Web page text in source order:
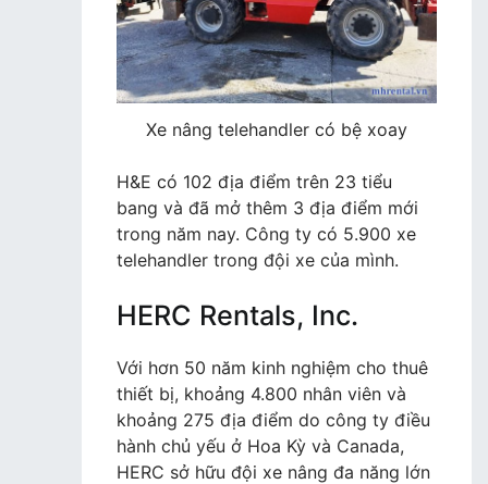
Xe nâng telehandler có bệ xoay
H&E có 102 địa điểm trên 23 tiểu
bang và đã mở thêm 3 địa điểm mới
trong năm nay. Công ty có 5.900 xe
telehandler trong đội xe của mình.
HERC Rentals, Inc.
Với hơn 50 năm kinh nghiệm cho thuê
thiết bị, khoảng 4.800 nhân viên và
khoảng 275 địa điểm do công ty điều
hành chủ yếu ở Hoa Kỳ và Canada,
HERC sở hữu đội xe nâng đa năng lớn